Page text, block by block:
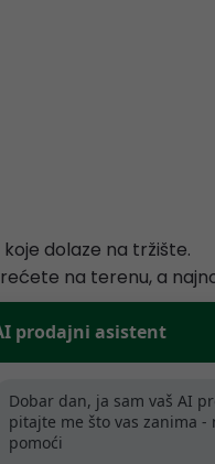
dolaze na tržište.
na terenu, a
točke
na teško dostupnim
prodajni asistent
Dobar dan, ja sam vaš AI
pitajte me što vas zanima -
pomoći